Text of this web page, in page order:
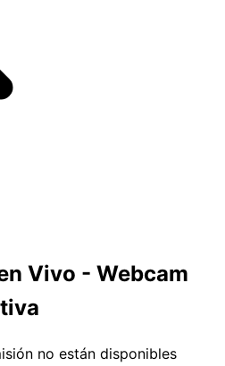
Vivo - Webcam
no están disponibles